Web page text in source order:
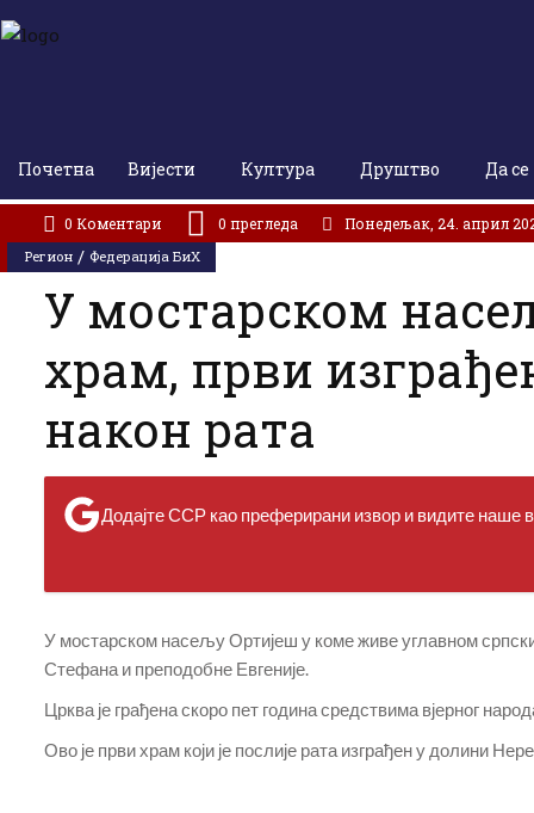
Почетна Вијести Култура Друштво Да се
АКТУЕЛНО:
У Цркви Светог Марка молитвено сјећање на жртве „Олује“: Народ живи док
Регион / Федерација БиХ
0 Коментари 0 прегледа Понедељак, 24. април
У мостарском
храм, први
након рата
Додајте ССР као преферирани извор и видите наше
У мостарском насељу Ортијеш у коме живе углавном
Стефана и преподобне Евгеније.
Црква је грађена скоро пет година средствима вјерног
Ово је први храм који је послије рата изграђен у долини